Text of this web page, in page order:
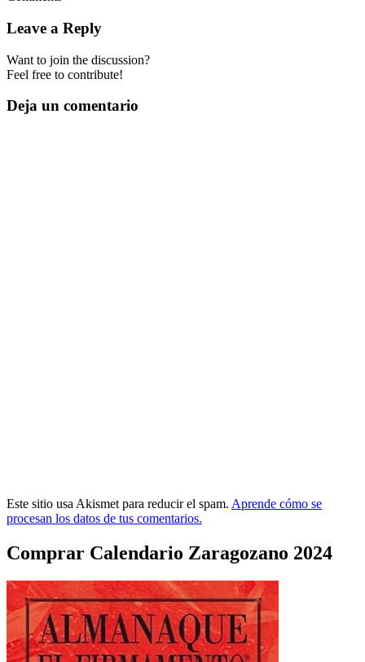
Leave a Reply
Want to join the discussion?
Feel free to contribute!
Deja un comentario
Este sitio usa Akismet para reducir el spam. Aprende cómo se
procesan los datos de tus comentarios.
Comprar Calendario Zaragozano 2024